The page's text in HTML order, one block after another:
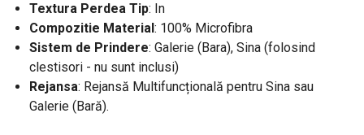
Textura Perdea Tip: In
Compozitie Material: 100% Microfibra
Sistem de Prindere: Galerie (Bara), Sina (folosind
clestisori - nu sunt inclusi)
Rejansa: Rejansă Multifuncțională pentru Sina sau
Galerie (Bară).